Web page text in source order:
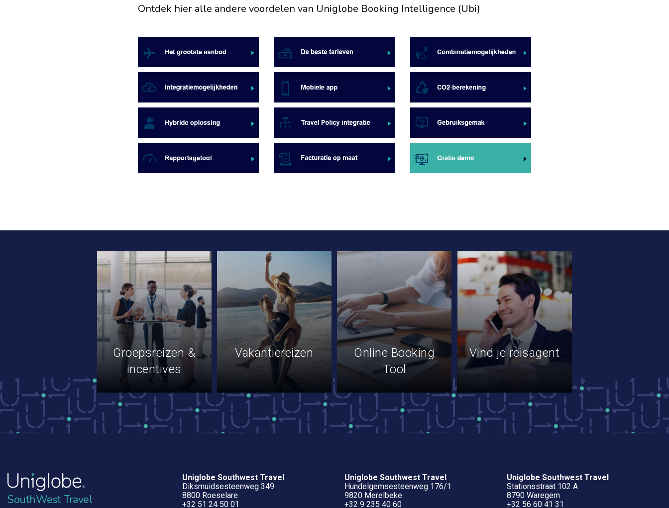
Ontdek hier alle andere voordelen van Uniglobe Booking Intelligence (Ubi)
Groepsreizen &
incentives
Vakantiereizen
Online Booking
Tool
Vind je reisagent
SouthWest Travel
Uniglobe Southwest Travel
Diksmuidsesteenweg 349
8800 Roeselare
+32 51 24 50 01
Uniglobe Southwest Travel
Hundelgemsesteenweg 176/1
9820 Merelbeke
+32 9 235 40 60
Uniglobe Southwest Travel
Stationsstraat 102 A
8790 Waregem
+32 56 60 41 31